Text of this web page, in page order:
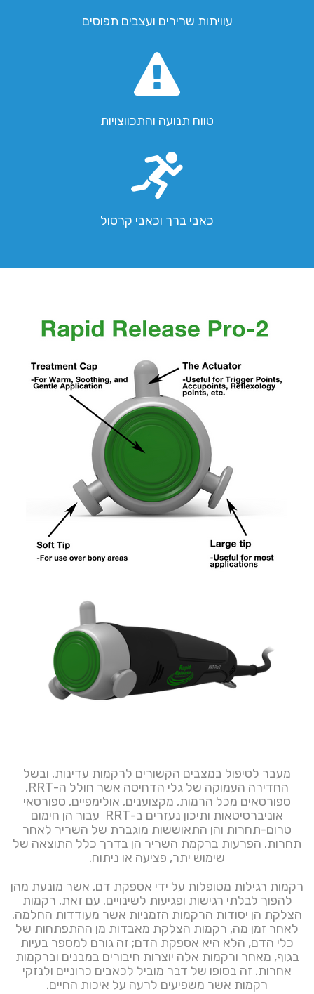
עוויתות שרירים ועצבים תפוסים
טווח תנועה והתכווצויות
כאבי ברך וכאבי קרסול
מעבר לטיפול במצבים הקשורים לרקמות עדינות, ובשל
החדירה העמוקה של גלי הדחיסה אשר חולל ה-RRT,
ספורטאים מכל הרמות, מקצוענים, אולימפיים, ספורטאי
אוניברסיטאות ותיכון נעזרים ב-RRT עבור הן חימום
טרום-תחרות והן התאוששות מוגברת של השריר לאחר
תחרות. הפרעות ברקמת השריר הן בדרך כלל התוצאה של
שימוש יתר, פציעה או ניתוח.
רקמות רגילות מטופלות על ידי אספקת דם, אשר מונעת מהן
להפוך לבלתי רגישות ופגיעות לשינויים. עם זאת, רקמות
הצלקת הן יסודות הרקמות הזמניות אשר מעודדות החלמה.
לאחר זמן מה, רקמות הצלקת מאבדות מן ההתפתחות של
כלי הדם, הלא היא אספקת הדם; זה גורם למספר בעיות
בגוף, מאחר ורקמות אלה יוצרות חיבורים במבנים וברקמות
אחרות. זה בסופו של דבר מוביל לכאבים כרוניים ולנזקי
רקמות אשר משפיעים לרעה על איכות החיים.